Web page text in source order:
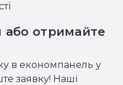
або отримайте
в економпанель у
заявку! Наші